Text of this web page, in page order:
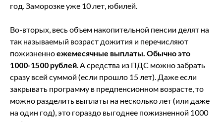
год. Заморозке уже 10 лет, юбилей.
Во-вторых, весь объем накопительной пенсии делят на
так называемый возраст дожития и перечисляют
пожизненноежемесячные выплаты. Обычно это
1000-1500 рублей. А средства из ПДС можно забрать
сразу всей суммой (если прошло 15 лет). Даже если
закрывать программу в предпенсионном возрасте, то
можно разделить выплаты на несколько лет (или даже
на один год), это гораздо выгоднее пожизненной 1000